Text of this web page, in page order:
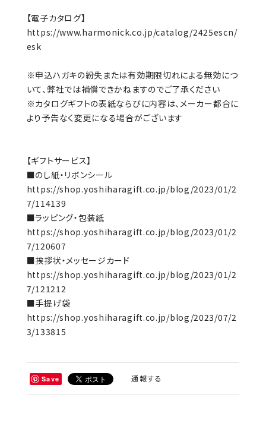
【電子カタログ】
https://www.harmonick.co.jp/catalog/2425escn/
esk
※申込ハガキの紛失または有効期限切れによる無効につ
いて、弊社では補償できかねますのでご了承ください
※カタログギフトの表紙ならびに内容は、メーカー都合に
より予告なく変更になる場合がございます
【ギフトサービス】
■のし紙・リボンシール
https://shop.yoshiharagift.co.jp/blog/2023/01/2
7/114139
■ラッピング・包装紙
https://shop.yoshiharagift.co.jp/blog/2023/01/2
7/120607
■挨拶状・メッセージカード
https://shop.yoshiharagift.co.jp/blog/2023/01/2
7/121212
■手提げ袋
https://shop.yoshiharagift.co.jp/blog/2023/07/2
3/133815
Save 通報する